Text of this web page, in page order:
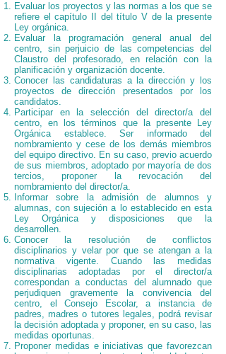
Evaluar los proyectos y las normas a los que se
refiere el capítulo II del título V de la presente
Ley orgánica.
Evaluar la programación general anual del
centro, sin perjuicio de las competencias del
Claustro del profesorado, en relación con la
planificación y organización docente.
Conocer las candidaturas a la dirección y los
proyectos de dirección presentados por los
candidatos.
Participar en la selección del director/a del
centro, en los términos que la presente Ley
Orgánica establece. Ser informado del
nombramiento y cese de los demás miembros
del equipo directivo. En su caso, previo acuerdo
de sus miembros, adoptado por mayoría de dos
tercios, proponer la revocación del
nombramiento del director/a.
Informar sobre la admisión de alumnos y
alumnas, con sujeción a lo establecido en esta
Ley Orgánica y disposiciones que la
desarrollen.
Conocer la resolución de conflictos
disciplinarios y velar por que se atengan a la
normativa vigente. Cuando las medidas
disciplinarias adoptadas por el director/a
correspondan a conductas del alumnado que
perjudiquen gravemente la convivencia del
centro, el Consejo Escolar, a instancia de
padres, madres o tutores legales, podrá revisar
la decisión adoptada y proponer, en su caso, las
medidas oportunas.
Proponer medidas e iniciativas que favorezcan